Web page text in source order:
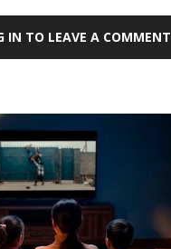
IN TO LEAVE A COMMENT